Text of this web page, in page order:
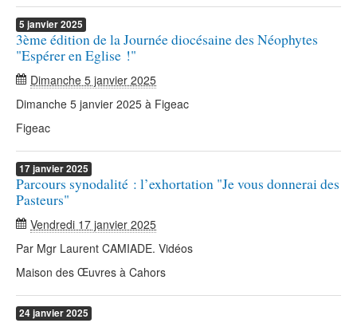
5 janvier2025
3ème édition de la Journée diocésaine des Néophytes
"Espérer en Eglise !"
Dimanche 5 janvier 2025
Dimanche 5 janvier 2025 à Figeac
Figeac
17janvier2025
Parcours synodalité : l’exhortation "Je vous donnerai des
Pasteurs"
Vendredi 17 janvier 2025
Par Mgr Laurent CAMIADE. Vidéos
Maison des Œuvres à Cahors
24janvier2025